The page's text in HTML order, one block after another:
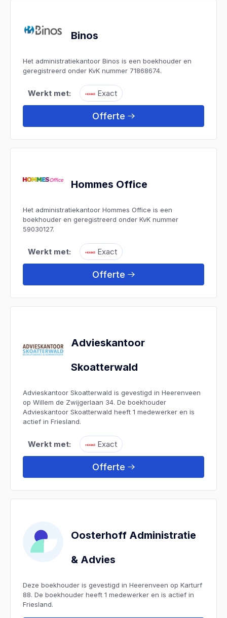
Binos
Het administratiekantoor Binos is een boekhouder en
geregistreerd onder KvK nummer 71868674.
Werkt met: Exact
Offerte
Hommes Office
Het administratiekantoor Hommes Office is een
boekhouder en geregistreerd onder KvK nummer
59030127.
Werkt met: Exact
Offerte
Advieskantoor
Skoatterwald
Advieskantoor Skoatterwald is gevestigd in Heerenveen
op Willem de Zwijgerlaan 34. De boekhouder
Advieskantoor Skoatterwald heeft 1 medewerker en is
actief in Friesland.
Werkt met: Exact
Offerte
Oosterhoff Administratie
& Advies
Deze boekhouder is gevestigd in Heerenveen op Karturf
88. De boekhouder heeft 1 medewerker en is actief in
Friesland.